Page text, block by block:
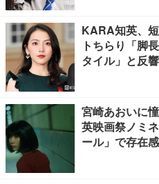
KARA知英、
トちらり「脚
タイル」と反響
宮崎あおいに
英映画祭ノミ
ール」で存在